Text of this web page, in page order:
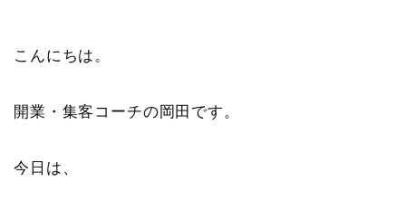
こんにちは。
開業・集客コーチの岡田です。
今日は、